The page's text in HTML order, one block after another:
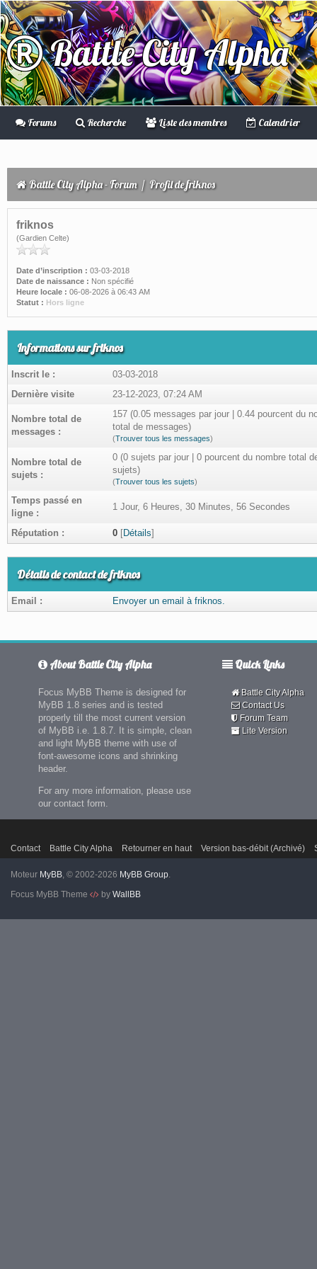
Battle City Alpha
Forums Recherche Liste des membres Calendrier
Battle City Alpha - Forum / Profil de friknos
friknos
(Gardien Celte)
Date d’inscription : 03-03-2018
Date de naissance : Non spécifié
Heure locale : 06-08-2026 à 06:43 AM
Statut : Hors ligne
Informations sur friknos
Inscrit le :
03-03-2018
Dernière visite
23-12-2023, 07:24 AM
Nombre total de
messages :
157 (0.05 messages par jour | 0.44 pourcent du
total de messages)
(Trouver tous les messages)
Nombre total de
sujets :
0 (0 sujets par jour | 0 pourcent du nombre total
sujets)
(Trouver tous les sujets)
Temps passé en
ligne :
1 Jour, 6 Heures, 30 Minutes, 56 Secondes
Réputation : 0 [Détails]
Détails de contact de friknos
Email : Envoyer un email à friknos.
About Battle City Alpha
Focus MyBB Theme is designed for
MyBB 1.8 series and is tested
properly till the most current version
of MyBB i.e. 1.8.7. It is simple, clean
and light MyBB theme with use of
font-awesome icons and shrinking
header.
For any more information, please use
our contact form.
Quick Links
Battle City Alpha
Contact Us
Forum Team
Lite Version
Contact Battle City Alpha Retourner en haut Version bas-débit (Archivé)
Moteur MyBB, © 2002-2026 MyBB Group.
Focus MyBB Theme
by WallBB